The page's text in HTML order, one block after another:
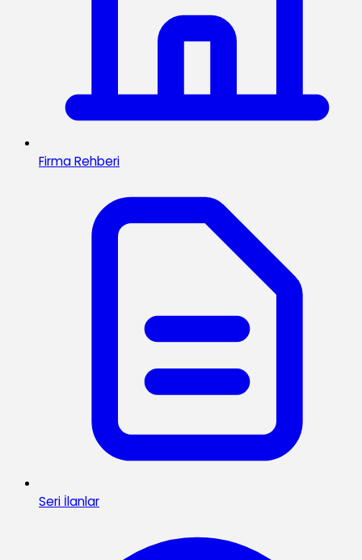
Firma Rehberi
Seri İlanlar